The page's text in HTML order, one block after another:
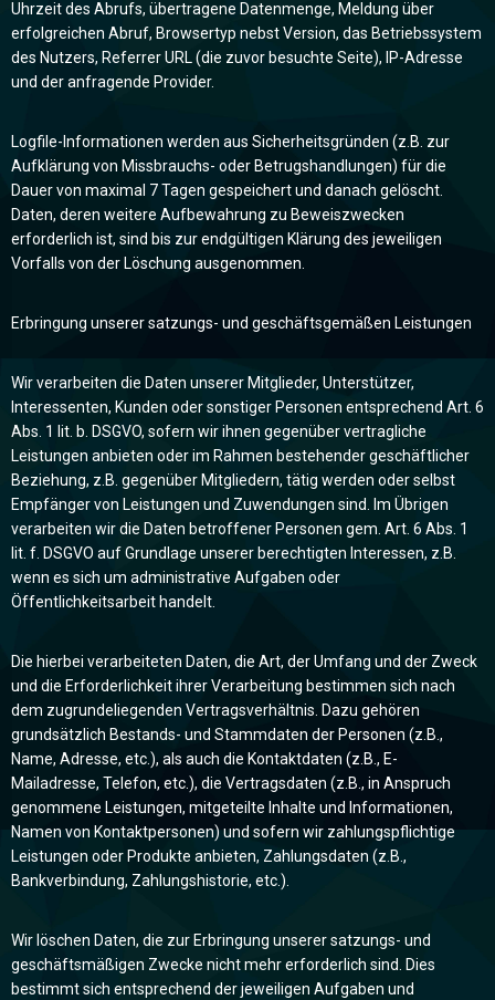
Uhrzeit des Abrufs, übertragene Datenmenge, Meldung über
erfolgreichen Abruf, Browsertyp nebst Version, das Betriebssystem
des Nutzers, Referrer URL (die zuvor besuchte Seite), IP-Adresse
und der anfragende Provider.
Logfile-Informationen werden aus Sicherheitsgründen (z.B. zur
Aufklärung von Missbrauchs- oder Betrugshandlungen) für die
Dauer von maximal 7 Tagen gespeichert und danach gelöscht.
Daten, deren weitere Aufbewahrung zu Beweiszwecken
erforderlich ist, sind bis zur endgültigen Klärung des jeweiligen
Vorfalls von der Löschung ausgenommen.
Erbringung unserer satzungs- und geschäftsgemäßen Leistungen
Wir verarbeiten die Daten unserer Mitglieder, Unterstützer,
Interessenten, Kunden oder sonstiger Personen entsprechend Art. 6
Abs. 1 lit. b. DSGVO, sofern wir ihnen gegenüber vertragliche
Leistungen anbieten oder im Rahmen bestehender geschäftlicher
Beziehung, z.B. gegenüber Mitgliedern, tätig werden oder selbst
Empfänger von Leistungen und Zuwendungen sind. Im Übrigen
verarbeiten wir die Daten betroffener Personen gem. Art. 6 Abs. 1
lit. f. DSGVO auf Grundlage unserer berechtigten Interessen, z.B.
wenn es sich um administrative Aufgaben oder
Öffentlichkeitsarbeit handelt.
Die hierbei verarbeiteten Daten, die Art, der Umfang und der Zweck
und die Erforderlichkeit ihrer Verarbeitung bestimmen sich nach
dem zugrundeliegenden Vertragsverhältnis. Dazu gehören
grundsätzlich Bestands- und Stammdaten der Personen (z.B.,
Name, Adresse, etc.), als auch die Kontaktdaten (z.B., E-
Mailadresse, Telefon, etc.), die Vertragsdaten (z.B., in Anspruch
genommene Leistungen, mitgeteilte Inhalte und Informationen,
Namen von Kontaktpersonen) und sofern wir zahlungspflichtige
Leistungen oder Produkte anbieten, Zahlungsdaten (z.B.,
Bankverbindung, Zahlungshistorie, etc.).
Wir löschen Daten, die zur Erbringung unserer satzungs- und
geschäftsmäßigen Zwecke nicht mehr erforderlich sind. Dies
bestimmt sich entsprechend der jeweiligen Aufgaben und